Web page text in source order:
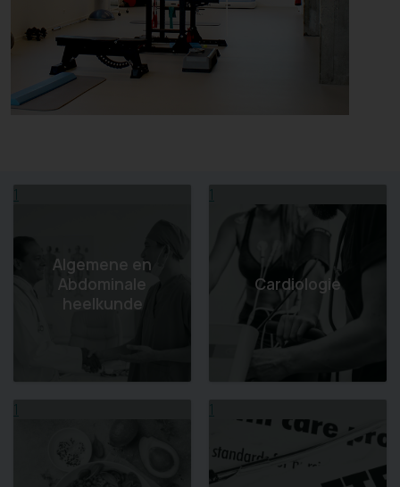
1
Algemene en
Abdominale
heelkunde
1
Cardiologie
1 1